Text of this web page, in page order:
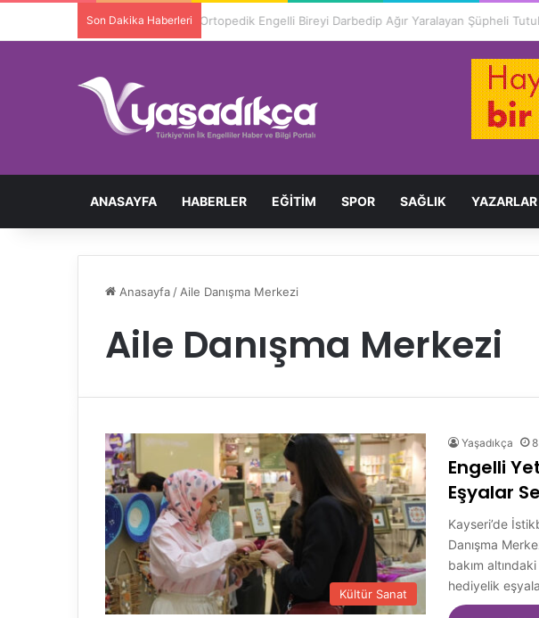
Son Dakika Haberleri Ortopedik Engelli Bireyi Darbedip Ağır Yaralayan Şüpheli
ANASAYFA HABERLER EĞITIM SPOR SAĞLIK YAZARLAR
Anasayfa / Aile Danışma Merkezi
Aile Danışma Merkezi
Kültür Sanat
Yaşadıkça
Engelli
Eşyalar
Kayseri’de
Danışma
bakım
hediyelik